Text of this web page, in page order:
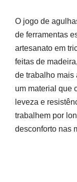
O jogo de
de ferramentas
artesanato em
feitas de
de trabalho mais
um material que
leveza e
trabalhem por
desconforto nas